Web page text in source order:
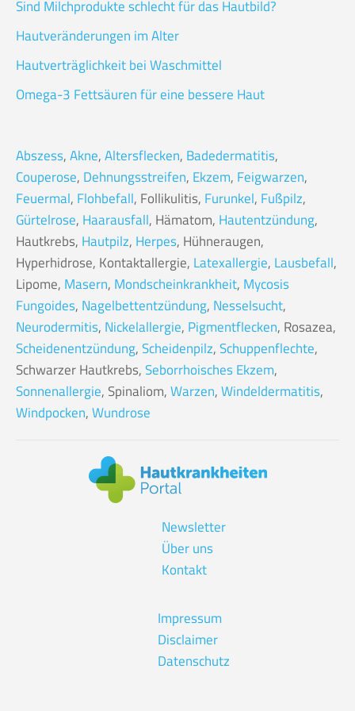
Sind Milchprodukte schlecht für das Hautbild?
Hautveränderungen im Alter
Hautverträglichkeit bei Waschmittel
Omega-3 Fettsäuren für eine bessere Haut
Abszess,Akne,Altersflecken, Badedermatitis,
Couperose, Dehnungsstreifen, Ekzem, Feigwarzen,
Feuermal, Flohbefall, Follikulitis, Furunkel, Fußpilz,
Gürtelrose, Haarausfall, Hämatom, Hautentzündung,
Hautkrebs, Hautpilz, Herpes, Hühneraugen,
Hyperhidrose, Kontaktallergie, Latexallergie, Lausbefall,
Lipome, Masern, Mondscheinkrankheit, Mycosis
Fungoides, Nagelbettentzündung, Nesselsucht,
Neurodermitis, Nickelallergie, Pigmentflecken, Rosazea,
Scheidenentzündung,Scheidenpilz,Schuppenflechte,
Schwarzer Hautkrebs,Seborrhoisches Ekzem,
Sonnenallergie, Spinaliom,Warzen,Windeldermatitis,
Windpocken,Wundrose
Newsletter
Über uns
Kontakt
Impressum
Disclaimer
Datenschutz